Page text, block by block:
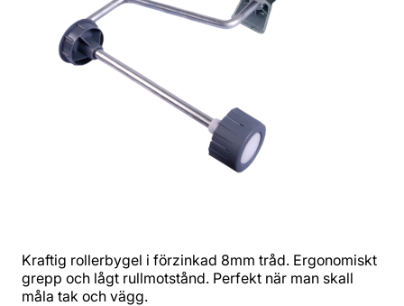
Kraftig rollerbygel i förzinkad 8mm tråd. Ergonomiskt
grepp och lågt rullmotstånd. Perfekt när man skall
måla tak och vägg.